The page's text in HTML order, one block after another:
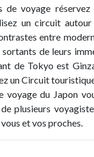
de voyage
un circuit
entre
sortants de leurs
de Tokyo est
un Circuit
voyage du Japon
plusieurs
et vos proches.